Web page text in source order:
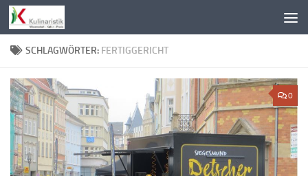
Zum Inhalt springen
SCHLAGWÖRTER: FERTIGGERICHT
0